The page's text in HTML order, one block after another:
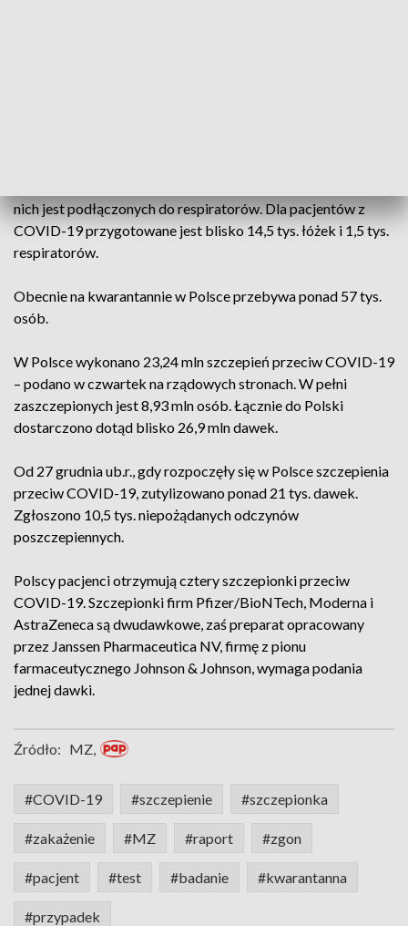
nich jest podłączonych do respiratorów. Dla pacjentów z
COVID-19 przygotowane jest blisko 14,5 tys. łóżek i 1,5 tys.
respiratorów.
Obecnie na kwarantannie w Polsce przebywa ponad 57 tys.
osób.
W Polsce wykonano 23,24 mln szczepień przeciw COVID-19
– podano w czwartek na rządowych stronach. W pełni
zaszczepionych jest 8,93 mln osób. Łącznie do Polski
dostarczono dotąd blisko 26,9 mln dawek.
Od 27 grudnia ub.r., gdy rozpoczęły się w Polsce szczepienia
przeciw COVID-19, zutylizowano ponad 21 tys. dawek.
Zgłoszono 10,5 tys. niepożądanych odczynów
poszczepiennych.
Polscy pacjenci otrzymują cztery szczepionki przeciw
COVID-19. Szczepionki firm Pfizer/BioNTech, Moderna i
AstraZeneca są dwudawkowe, zaś preparat opracowany
przez Janssen Pharmaceutica NV, firmę z pionu
farmaceutycznego Johnson & Johnson, wymaga podania
jednej dawki.
Źródło: MZ,
#COVID-19 #szczepienie #szczepionka
#zakażenie #MZ #raport #zgon
#pacjent #test #badanie #kwarantanna
#przypadek